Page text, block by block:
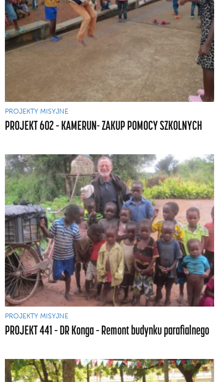
PROJEKTY MISYJNE
PROJEKT 602 – KAMERUN- ZAKUP POMOCY SZKOLNYCH
PROJEKTY MISYJNE
PROJEKT 441 – DR Konga – Remont budynku parafialnego